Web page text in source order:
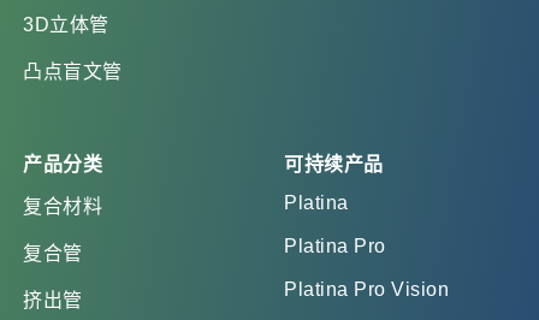
3D立体管
凸点盲文管
产品分类
复合材料
复合管
挤出管
可持续产品
Platina
Platina Pro
Platina Pro Vision